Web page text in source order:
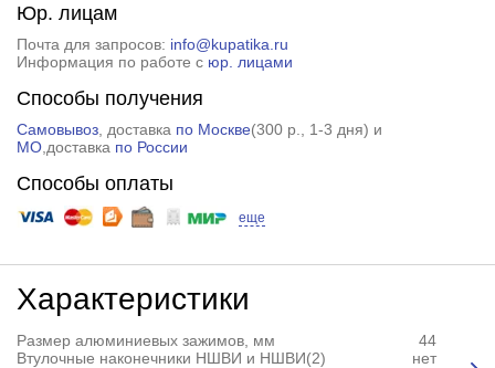
Юр. лицам
Почта для запросов: info@kupatika.ru
Информация по работе с юр. лицами
Способы получения
Самовывоз, доставка по Москве(300 р.
, 1-3 дня) и
МО,доставка по России
Способы оплаты
еще
Характеристики
Размер алюминиевых зажимов, мм
44
Втулочные наконечники НШВИ и НШВИ(2)
нет